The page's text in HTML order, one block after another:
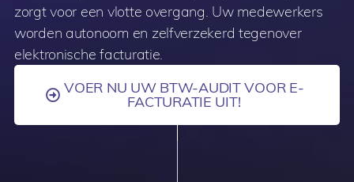
zorgt voor een vlotte overgang. Uw medewerkers
worden autonoom en zelfverzekerd tegenover
elektronische facturatie.
VOER NU UW BTW-AUDIT VOOR E-
FACTURATIE UIT!